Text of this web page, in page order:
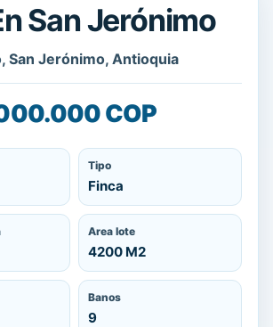
San Jerónimo
San Jerónimo, Antioquia
COP
Tipo
Finca
Area lote
4200 M2
Banos
9